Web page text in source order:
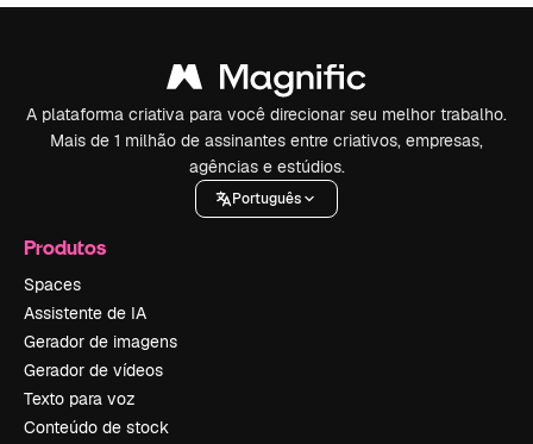
A plataforma criativa para você direcionar seu melhor trabalho.
Mais de 1 milhão de assinantes entre criativos, empresas,
agências e estúdios.
Português
Produtos
Spaces
Assistente de IA
Gerador de imagens
Gerador de vídeos
Texto para voz
Conteúdo de stock